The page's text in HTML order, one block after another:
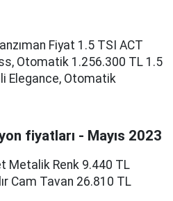
Fiyat 1.5 TSI ACT
Otomatik 1.256.300 TL 1.5
Elegance, Otomatik
fiyatları - Mayıs 2023
Metalik Renk 9.440 TL
Cam Tavan 26.810 TL